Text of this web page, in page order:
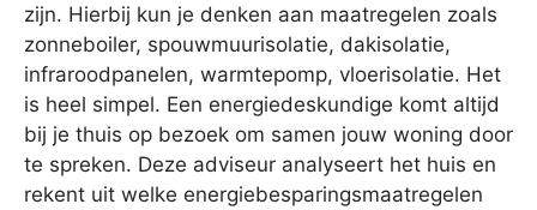
zijn. Hierbij kun je denken aan maatregelen zoals
zonneboiler, spouwmuurisolatie, dakisolatie,
infraroodpanelen, warmtepomp, vloerisolatie. Het
is heel simpel. Een energiedeskundige komt altijd
bij je thuis op bezoek om samen jouw woning door
te spreken. Deze adviseur analyseert het huis en
rekent uit welke energiebesparingsmaatregelen